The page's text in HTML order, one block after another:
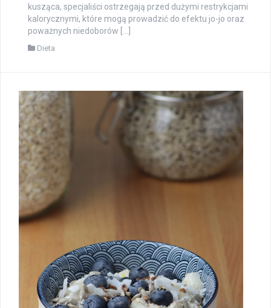
kusząca, specjaliści ostrzegają przed dużymi restrykcjami
kalorycznymi, które mogą prowadzić do efektu jo-jo oraz
poważnych niedoborów […]
Dieta